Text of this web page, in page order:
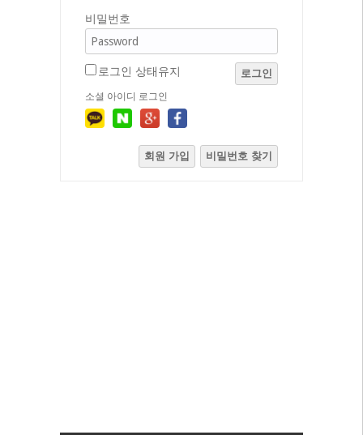
비밀번호
로그인 상태유지 로그인
소셜 아이디 로그인
회원 가입 비밀번호 찾기